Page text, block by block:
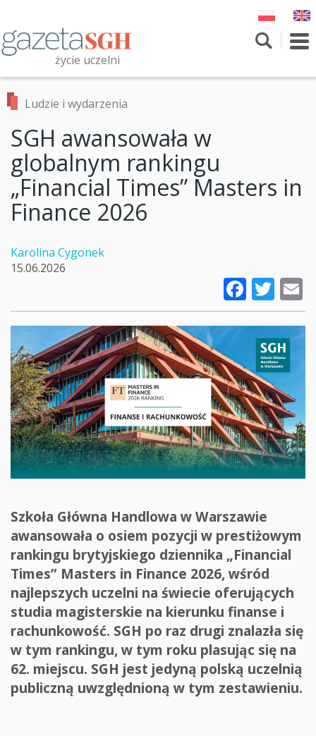
treści
życie uczelni
Przeszukaj witrynę
Ludzie i wydarzenia
SGH awansowała w
globalnym rankingu
„Financial Times” Masters in
Finance 2026
Karolina Cygonek
15.06.2026
Szkoła Główna Handlowa w Warszawie
awansowała o osiem pozycji w prestiżowym
rankingu brytyjskiego dziennika „Financial
Times” Masters in Finance 2026, wśród
najlepszych uczelni na świecie oferujących
studia magisterskie na kierunku finanse i
rachunkowość. SGH po raz drugi znalazła się
w tym rankingu, w tym roku plasując się na
62. miejscu. SGH jest jedyną polską uczelnią
publiczną uwzględnioną w tym zestawieniu.